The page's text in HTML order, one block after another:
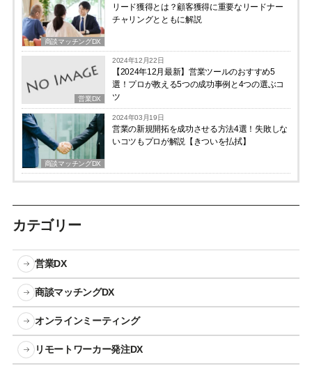
商談マッチングDX
リード獲得とは？顧客獲得に重要なリードナー
チャリングとともに解説
営業DX
2024年12月22日
【2024年12月最新】営業ツールのおすすめ5
選！プロが教える5つの成功事例と4つの選ぶコ
ツ
商談マッチングDX
2024年03月19日
営業の新規開拓を成功させる方法4選！失敗しな
いコツもプロが解説【きついを払拭】
カテゴリー
営業DX
商談マッチングDX
オンラインミーティング
リモートワーカー発注DX